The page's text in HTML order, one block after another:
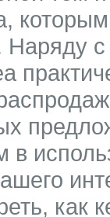
Наряду
в
как